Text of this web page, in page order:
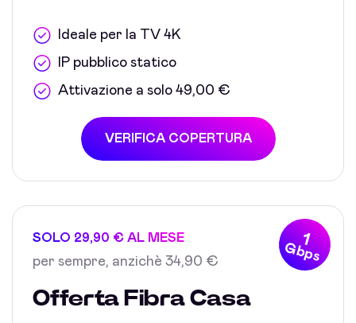
Ideale per la TV 4K
IP pubblico statico
Attivazione a solo 49,00 €
VERIFICA COPERTURA
1
Gbps
SOLO 29,90 € AL MESE
per sempre, anzichè 34,90 €
Offerta Fibra Casa